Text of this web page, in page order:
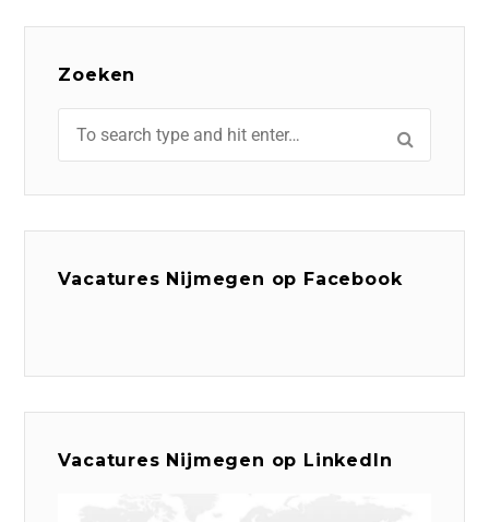
Zoeken
Vacatures Nijmegen op Facebook
Vacatures Nijmegen op LinkedIn